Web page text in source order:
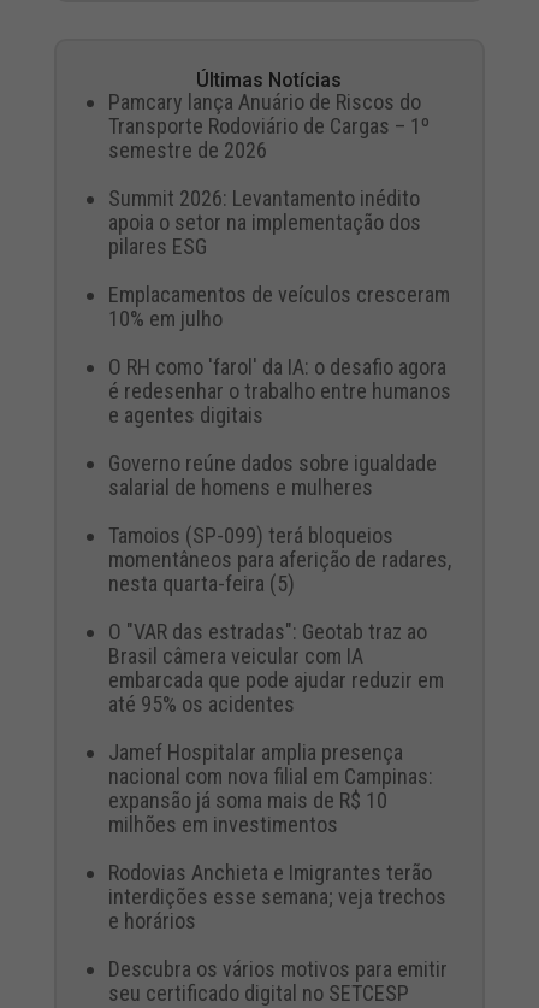
Últimas Notícias
Pamcary lança Anuário de Riscos do
Transporte Rodoviário de Cargas – 1º
semestre de 2026
Summit 2026: Levantamento inédito
apoia o setor na implementação dos
pilares ESG
Emplacamentos de veículos cresceram
10% em julho
O RH como 'farol' da IA: o desafio agora
é redesenhar o trabalho entre humanos
e agentes digitais
Governo reúne dados sobre igualdade
salarial de homens e mulheres
Tamoios (SP-099) terá bloqueios
momentâneos para aferição de radares,
nesta quarta-feira (5)
O "VAR das estradas": Geotab traz ao
Brasil câmera veicular com IA
embarcada que pode ajudar reduzir em
até 95% os acidentes
Jamef Hospitalar amplia presença
nacional com nova filial em Campinas:
expansão já soma mais de R$ 10
milhões em investimentos
Rodovias Anchieta e Imigrantes terão
interdições esse semana; veja trechos
e horários
Descubra os vários motivos para emitir
seu certificado digital no SETCESP